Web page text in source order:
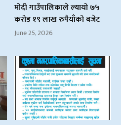
मोदी गाउँपालिकाले ल्यायो ७५
करोड १९ लाख रुपैयाँको बजेट
June 25, 2026